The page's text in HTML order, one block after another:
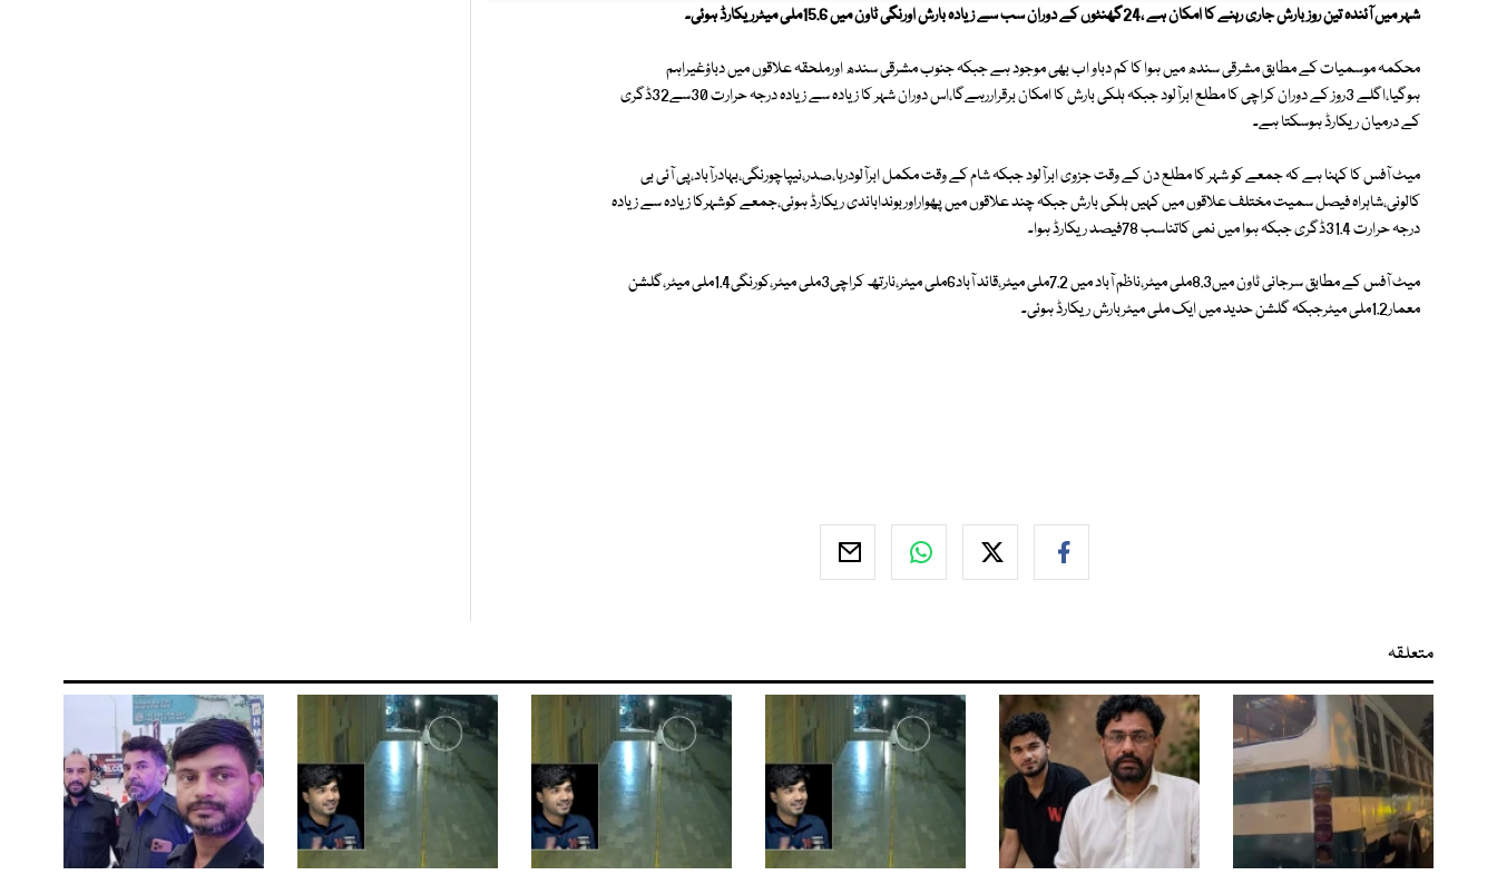
شہر میں آئندہ تین روز بارش جاری رہنے کا امکان ہے ،24گھنٹوں کے دوران سب سے زیادہ بارش اورنگی ٹاون میں 15.6ملی میٹرریکارڈ ہوئی۔
محکمہ موسمیات کے مطابق مشرقی سندھ میں ہوا کا کم دباو اب بھی موجود ہے جبکہ جنوب مشرقی سندھ اورملحقہ علاقوں میں دباؤغیراہم
ہوگیا،اگلے 3روز کے دوران کراچی کا مطلع ابرآلود جبکہ ہلکی بارش کا امکان برقراررہےگا،اس دوران شہر کا زیادہ سے زیادہ درجہ حرارت 30سے32ڈگری
کے درمیان ریکارڈ ہوسکتا ہے۔
میٹ آفس کا کہنا ہے کہ جمعے کو شہر کا مطلع دن کے وقت جزوی ابرآلود جبکہ شام کے وقت مکمل ابرآلودرہا،صدر،نیپاچورنگی،بہادرآباد،پی آئی بی
کالونی،شاہراہ فیصل سمیت مختلف علاقوں میں کہیں ہلکی بارش جبکہ چند علاقوں میں پھواراوربونداباندی ریکارڈ ہوئی،جمعے کوشہرکا زیادہ سے زیادہ
درجہ حرارت 31.4ڈگری جبکہ ہوا میں نمی کاتناسب 78فیصد ریکارڈ ہوا۔
میٹ آفس کے مطابق سرجانی ٹاون میں8.3ملی میٹر،ناظم آباد میں 7.2ملی میٹر،قائد آباد6ملی میٹر،نارتھ کراچی3ملی میٹر،کورنگی1.4ملی میٹر،گلشن
معمار1.2ملی میٹرجبکہ گلشن حدید میں ایک ملی میٹربارش ریکارڈ ہوئی۔
متعلقہ